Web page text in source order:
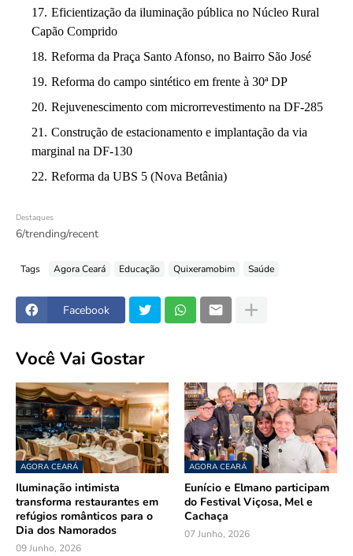
Eficientização da iluminação pública no Núcleo Rural
Capão Comprido
Reforma da Praça Santo Afonso, no Bairro São José
Reforma do campo sintético em frente à 30ª DP
Rejuvenescimento com microrrevestimento na DF-285
Construção de estacionamento e implantação da via
marginal na DF-130
Reforma da UBS 5 (Nova Betânia)
Destaques
6/trending/recent
Tags Agora Ceará Educação Quixeramobim Saúde
Facebook
Você Vai Gostar
AGORA CEARÁ
Iluminação intimista
transforma restaurantes em
refúgios românticos para o
Dia dos Namorados
09 Junho, 2026
AGORA CEARÁ
Eunício e Elmano participam
do Festival Viçosa, Mel e
Cachaça
07 Junho, 2026